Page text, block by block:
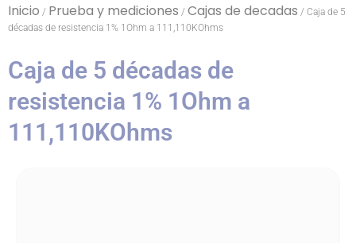
Inicio / Prueba y mediciones / Cajas de decadas / Caja de 5
décadas de resistencia 1% 1Ohm a 111,110KOhms
Caja de 5 décadas de
resistencia 1% 1Ohm a
111,110KOhms